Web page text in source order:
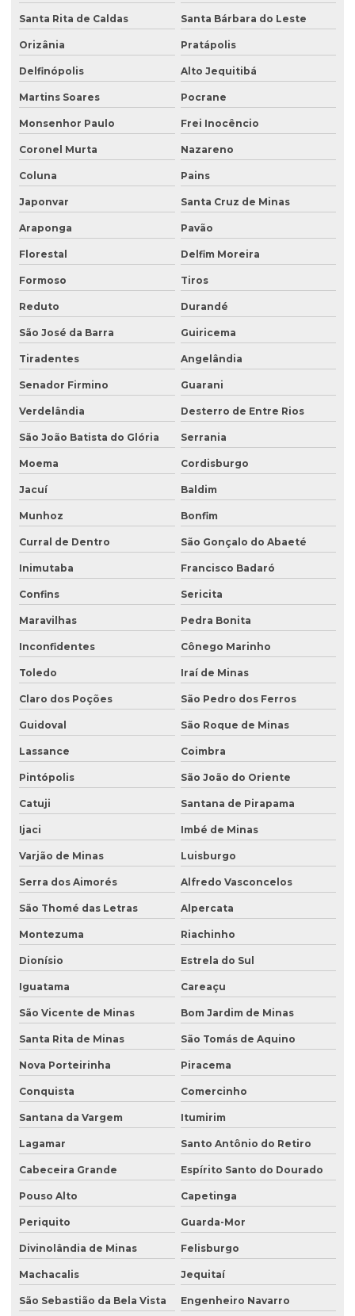
Santa Rita de Caldas Santa Bárbara do Leste
Orizânia Pratápolis
Delfinópolis Alto Jequitibá
Martins Soares Pocrane
Monsenhor Paulo Frei Inocêncio
Coronel Murta Nazareno
Coluna Pains
Japonvar Santa Cruz de Minas
Araponga Pavão
Florestal Delfim Moreira
Formoso Tiros
Reduto Durandé
São José da Barra Guiricema
Tiradentes Angelândia
Senador Firmino Guarani
Verdelândia Desterro de Entre Rios
São João Batista do Glória Serrania
Moema Cordisburgo
Jacuí Baldim
Munhoz Bonfim
Curral de Dentro São Gonçalo do Abaeté
Inimutaba Francisco Badaró
Confins Sericita
Maravilhas Pedra Bonita
Inconfidentes Cônego Marinho
Toledo Iraí de Minas
Claro dos Poções São Pedro dos Ferros
Guidoval São Roque de Minas
Lassance Coimbra
Pintópolis São João do Oriente
Catuji Santana de Pirapama
Ijaci Imbé de Minas
Varjão de Minas Luisburgo
Serra dos Aimorés Alfredo Vasconcelos
São Thomé das Letras Alpercata
Montezuma Riachinho
Dionísio Estrela do Sul
Iguatama Careaçu
São Vicente de Minas Bom Jardim de Minas
Santa Rita de Minas São Tomás de Aquino
Nova Porteirinha Piracema
Conquista Comercinho
Santana da Vargem Itumirim
Lagamar Santo Antônio do Retiro
Cabeceira Grande Espírito Santo do Dourado
Pouso Alto Capetinga
Periquito Guarda-Mor
Divinolândia de Minas Felisburgo
Machacalis Jequitaí
São Sebastião da Bela Vista Engenheiro Navarro